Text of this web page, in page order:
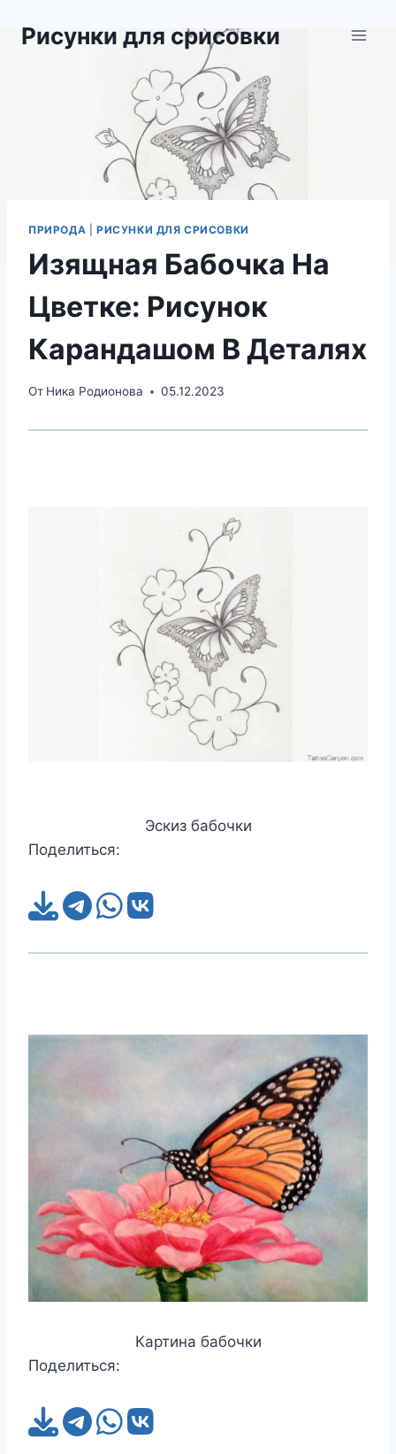
Рисунки для срисовки
ПРИРОДА РИСУНКИ ДЛЯ СРИСОВКИ
Изящная Бабочка На
Цветке: Рисунок
Карандашом В Деталях
От Ника Родионова 05.12.2023
Эскиз бабочки
Поделиться:
Картина бабочки
Поделиться: